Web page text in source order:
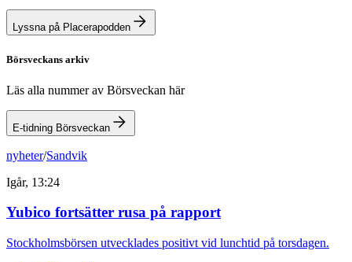
Lyssna på Placerapodden
Börsveckans arkiv
Läs alla nummer av Börsveckan här
E-tidning Börsveckan
nyheter/Sandvik
Igår, 13:24
Yubico fortsätter rusa på rapport
Stockholmsbörsen utvecklades positivt vid lunchtid på torsdagen.